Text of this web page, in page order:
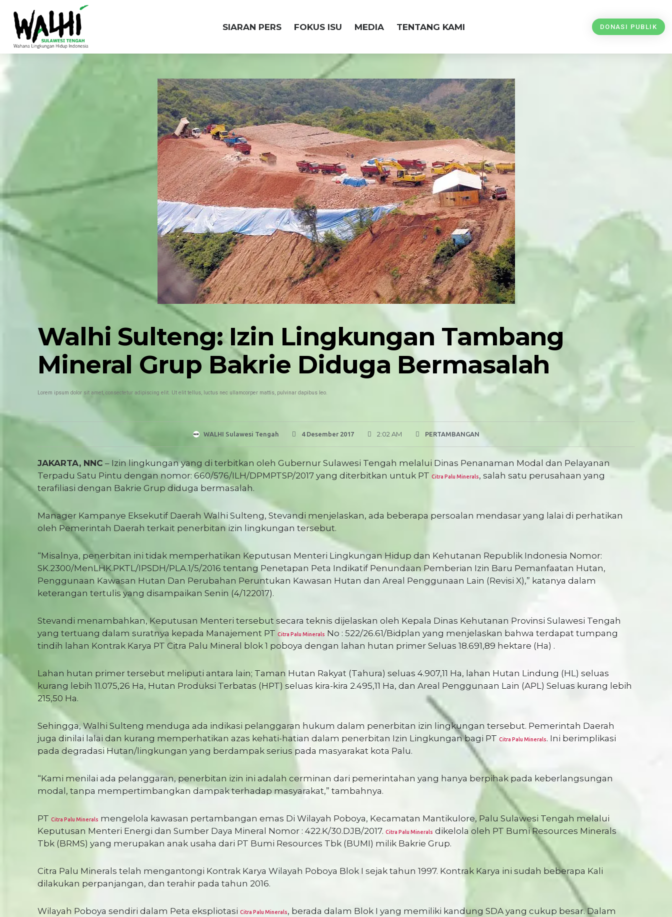
SIARAN PERS FOKUS ISU MEDIA TENTANG KAMI DONASI PUBLIK
Walhi Sulteng: Izin Lingkungan Tambang
Mineral Grup Bakrie Diduga Bermasalah
Lorem ipsum dolor sit amet, consectetur adipiscing elit. Ut elit tellus, luctus nec ullamcorper mattis, pulvinar dapibus leo.
WALHI Sulawesi Tengah 4 Desember 2017 2:02 AM PERTAMBANGAN
JAKARTA, NNC – Izin lingkungan yang di terbitkan oleh Gubernur Sulawesi Tengah melalui Dinas Penanaman Modal dan Pelayanan
Terpadu Satu Pintu dengan nomor: 660/576/ILH/DPMPTSP/2017 yang diterbitkan untuk PT Citra Palu Minerals, salah satu perusahaan yang
terafiliasi dengan Bakrie Grup diduga bermasalah.
Manager Kampanye Eksekutif Daerah Walhi Sulteng, Stevandi menjelaskan, ada beberapa persoalan mendasar yang lalai di perhatikan
oleh Pemerintah Daerah terkait penerbitan izin lingkungan tersebut.
“Misalnya, penerbitan ini tidak memperhatikan Keputusan Menteri Lingkungan Hidup dan Kehutanan Republik Indonesia Nomor:
SK.2300/MenLHK.PKTL/IPSDH/PLA.1/5/2016 tentang Penetapan Peta Indikatif Penundaan Pemberian Izin Baru Pemanfaatan Hutan,
Penggunaan Kawasan Hutan Dan Perubahan Peruntukan Kawasan Hutan dan Areal Penggunaan Lain (Revisi X),” katanya dalam
keterangan tertulis yang disampaikan Senin (4/122017).
Stevandi menambahkan, Keputusan Menteri tersebut secara teknis dijelaskan oleh Kepala Dinas Kehutanan Provinsi Sulawesi Tengah
yang tertuang dalam suratnya kepada Manajement PT Citra Palu Minerals No : 522/26.61/Bidplan yang menjelaskan bahwa terdapat tumpang
tindih lahan Kontrak Karya PT Citra Palu Mineral blok 1 poboya dengan lahan hutan primer Seluas 18.691,89 hektare (Ha) .
Lahan hutan primer tersebut meliputi antara lain; Taman Hutan Rakyat (Tahura) seluas 4.907,11 Ha, lahan Hutan Lindung (HL) seluas
kurang lebih 11.075,26 Ha, Hutan Produksi Terbatas (HPT) seluas kira-kira 2.495,11 Ha, dan Areal Penggunaan Lain (APL) Seluas kurang lebih
215,50 Ha.
Sehingga, Walhi Sulteng menduga ada indikasi pelanggaran hukum dalam penerbitan izin lingkungan tersebut. Pemerintah Daerah
juga dinilai lalai dan kurang memperhatikan azas kehati-hatian dalam penerbitan Izin Lingkungan bagi PT Citra Palu Minerals. Ini berimplikasi
pada degradasi Hutan/lingkungan yang berdampak serius pada masyarakat kota Palu.
“Kami menilai ada pelanggaran, penerbitan izin ini adalah cerminan dari pemerintahan yang hanya berpihak pada keberlangsungan
modal, tanpa mempertimbangkan dampak terhadap masyarakat,” tambahnya.
PT Citra Palu Minerals mengelola kawasan pertambangan emas Di Wilayah Poboya, Kecamatan Mantikulore, Palu Sulawesi Tengah melalui
Keputusan Menteri Energi dan Sumber Daya Mineral Nomor : 422.K/30.DJB/2017. Citra Palu Minerals dikelola oleh PT Bumi Resources Minerals
Tbk (BRMS) yang merupakan anak usaha dari PT Bumi Resources Tbk (BUMI) milik Bakrie Grup.
Citra Palu Minerals telah mengantongi Kontrak Karya Wilayah Poboya Blok I sejak tahun 1997. Kontrak Karya ini sudah beberapa Kali
dilakukan perpanjangan, dan terahir pada tahun 2016.
Wilayah Poboya sendiri dalam Peta ekspliotasi Citra Palu Minerals, berada dalam Blok I yang memiliki kandung SDA yang cukup besar. Dalam